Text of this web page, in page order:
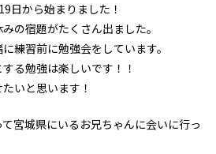
日から始まりました！
の宿題がたくさん出ました。
練習前に勉強会をしています。
る勉強は楽しいです！！
いと思います！
宮城県にいるお兄ちゃんに会いに行っ